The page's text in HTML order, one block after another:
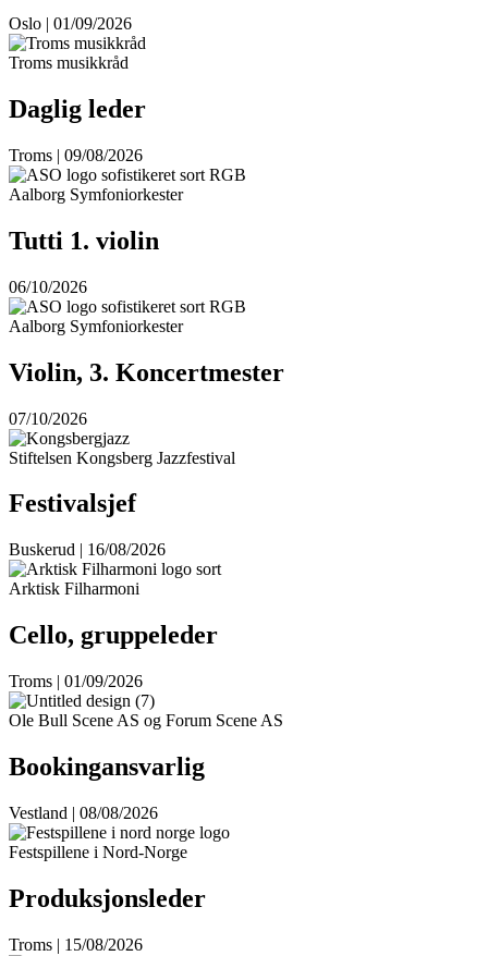
Oslo | 01/09/2026
Troms musikkråd
Daglig leder
Troms | 09/08/2026
Aalborg Symfoniorkester
Tutti 1. violin
06/10/2026
Aalborg Symfoniorkester
Violin, 3. Koncertmester
07/10/2026
Stiftelsen Kongsberg Jazzfestival
Festivalsjef
Buskerud | 16/08/2026
Arktisk Filharmoni
Cello, gruppeleder
Troms | 01/09/2026
Ole Bull Scene AS og Forum Scene AS
Bookingansvarlig
Vestland | 08/08/2026
Festspillene i Nord-Norge
Produksjonsleder
Troms | 15/08/2026